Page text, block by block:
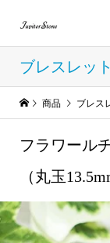
ブレスレット
商品 ブレス
フラワール
（丸玉